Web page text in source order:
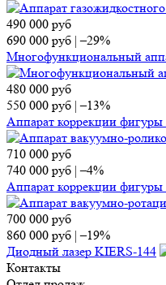
490 000 руб
690 000 руб |–29%
Многофункциональный
480 000 руб
550 000 руб |–13%
Аппарат коррекции
710 000 руб
740 000 руб |–4%
Аппарат коррекции фигуры
700 000 руб
860 000 руб |–19%
Диодный лазер KIERS-144
Контакты